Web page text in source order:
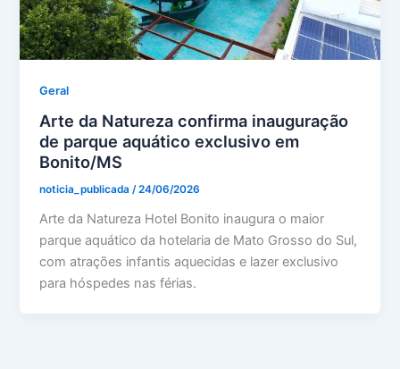
Geral
Arte da Natureza confirma inauguração
de parque aquático exclusivo em
Bonito/MS
noticia_publicada/24/06/2026
Arte da Natureza Hotel Bonito inaugura o maior
parque aquático da hotelaria de Mato Grosso do Sul,
com atrações infantis aquecidas e lazer exclusivo
para hóspedes nas férias.